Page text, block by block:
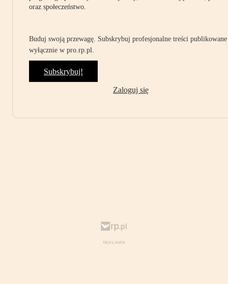
oraz społeczeństwo.
Buduj swoją przewagę. Subskrybuj profesjonalne treści publikowane
wyłącznie w pro.rp.pl.
Subskrybuj!
Zaloguj się